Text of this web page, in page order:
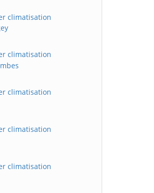
climatisation
climatisation
climatisation
climatisation
climatisation